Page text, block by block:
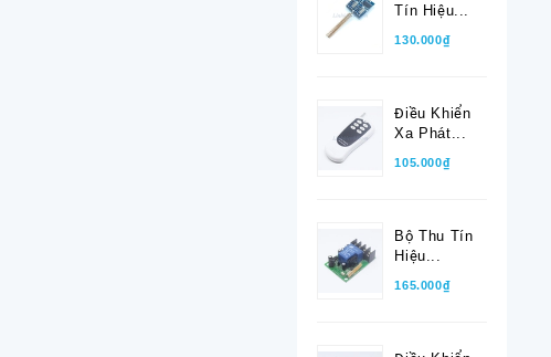
Tín Hiệu...
130.000₫
Điều Khiển
Xa Phát...
105.000₫
Bộ Thu Tín
Hiệu...
165.000₫